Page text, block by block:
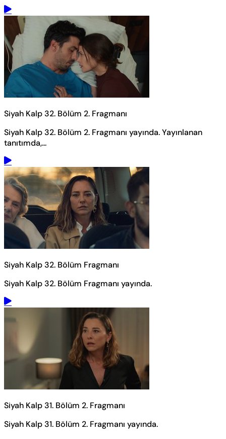
Siyah Kalp 32. Bölüm 2. Fragmanı
Siyah Kalp 32. Bölüm 2. Fragmanı yayında.Yayınlanan
tanıtımda,...
Siyah Kalp 32. Bölüm Fragmanı
Siyah Kalp 32. Bölüm Fragmanı yayında.
Siyah Kalp 31. Bölüm 2. Fragmanı
Siyah Kalp 31. Bölüm 2. Fragmanı yayında.